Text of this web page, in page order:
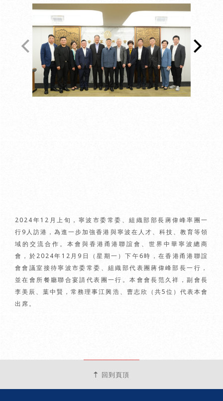
2024年12月上旬，寧波市委常委、組織部部長蔣偉峰率團一
行9人訪港，為進一步加強香港與寧波在人才、科技、教育等領
域的交流合作。本會與香港甬港聯誼會、世界中華寧波總商
會，於2024年12月9日（星期一）下午6時，在香港甬港聯誼
會會議室接待寧波市委常委、組織部代表團蔣偉峰部長一行，
並在會所餐廳聯合宴請代表團一行。本會會長范久祥，副會長
李美辰、葉中賢，常務理事江興浩、曹志欣（共5位）代表本會
出席。
回到頁頂